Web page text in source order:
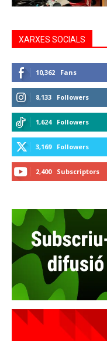
XARXES SOCIALS
10,362 Fans
8,133 Followers
1,624 Followers
3,169 Followers
2,400 Subscriptors